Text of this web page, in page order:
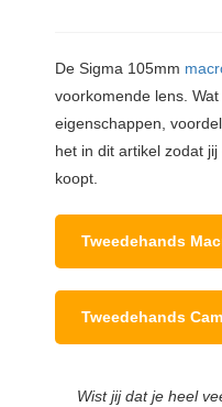
De Sigma 105mm
voorkomende lens.
eigenschappen,
het in dit artikel zodat
koopt.
Tweedehands
Tweedehands
Wist jij dat je heel